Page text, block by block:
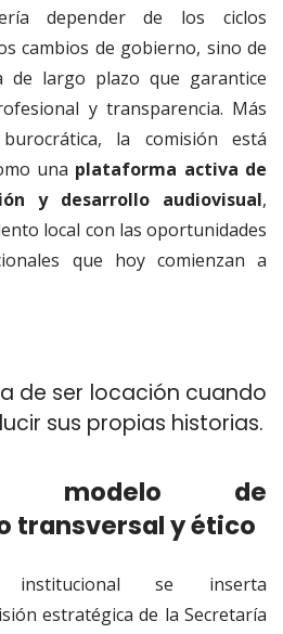
depender de los ciclos
cambios de gobierno, sino de
de largo plazo que garantice
y transparencia. Más
la comisión está
una plataforma activa de
y desarrollo audiovisual,
local con las oportunidades
que hoy comienzan a
de ser locación cuando
sus propias historias.
modelo de
transversal y ético
institucional se inserta
estratégica de la Secretaría